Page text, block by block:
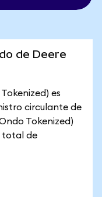
de Deere
es
circulante de
Tokenized)
total de